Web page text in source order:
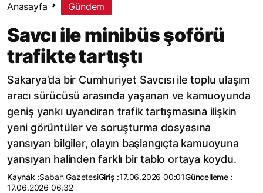
Anasayfa Gündem
Savcı ile minibüs şoförü
trafikte tartıştı
Sakarya’da bir Cumhuriyet Savcısı ile toplu ulaşım
aracı sürücüsü arasında yaşanan ve kamuoyunda
geniş yankı uyandıran trafik tartışmasına ilişkin
yeni görüntüler ve soruşturma dosyasına
yansıyan bilgiler, olayın başlangıçta kamuoyuna
yansıyan halinden farklı bir tablo ortaya koydu.
Kaynak :Sabah GazetesiGiriş :17.06.2026 00:01Güncelleme :
17.06.2026 06:32